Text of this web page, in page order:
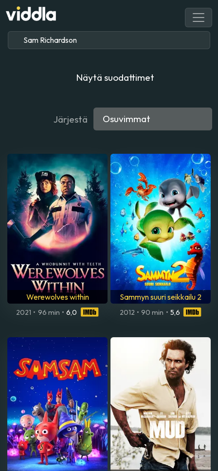
Näytä suodattimet
Järjestä
Werewolves within
2021 • 96 min • 6,0
Sammyn suuri seikkailu 2
2012 • 90 min • 5,6